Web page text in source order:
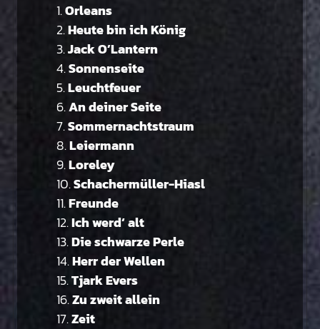
Orleans
Heute bin ich König
Jack O’Lantern
Sonnenseite
Leuchtfeuer
An deiner Seite
Sommernachtstraum
Leiermann
Loreley
Schachermüller-Hiasl
Freunde
Ich werd‘ alt
Die schwarze Perle
Herr der Wellen
Tjark Evers
Zu zweit allein
Zeit